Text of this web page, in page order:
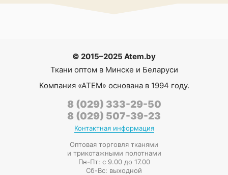
© 2015–2025 Atem.by
Ткани оптом в Минске и Беларуси
Компания «АТЕМ» основана в 1994 году.
8 (029) 333-29-50
8 (029) 507-39-23
Контактная информация
Оптовая торговля тканями
и трикотажными полотнами
Пн-Пт: с 9.00 до 17.00
Сб-Вс: выходной